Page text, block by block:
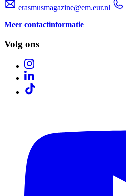
erasmusmagazine@em.eur.nl
Meer contactinformatie
Volg ons